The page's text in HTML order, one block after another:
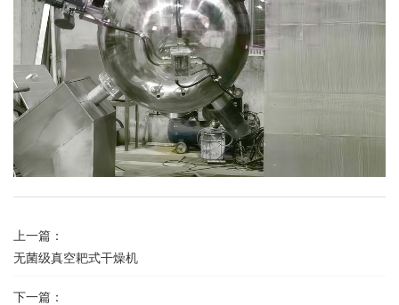
上一篇：
无菌级真空耙式干燥机
下一篇：